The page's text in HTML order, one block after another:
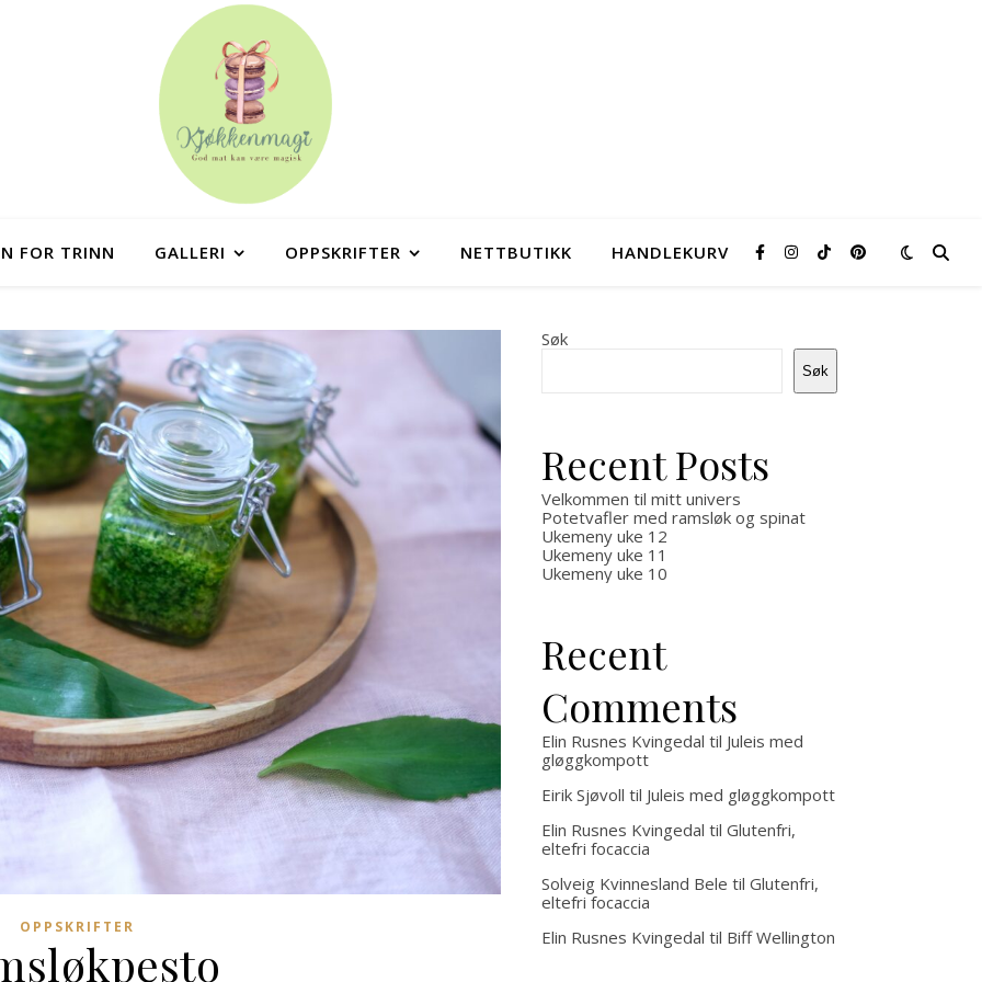
FOR TRINN GALLERI OPPSKRIFTER NETTBUTIKK HANDLEKURV
OPPSKRIFTER
Søk
Søk
Recent Posts
Velkommen til mitt univers
Potetvafler med ramsløk og spinat
Ukemeny uke 12
Ukemeny uke 11
Ukemeny uke 10
Recent
Comments
Elin Rusnes Kvingedal til Juleis med
gløggkompott
Eirik Sjøvoll til Juleis med gløggkompott
Elin Rusnes Kvingedal til Glutenfri,
eltefri focaccia
Solveig Kvinnesland Bele til Glutenfri,
eltefri focaccia
Elin Rusnes Kvingedal til Biff Wellington